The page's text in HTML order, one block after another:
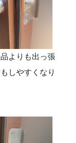
よりも出っ張
しやすくなり